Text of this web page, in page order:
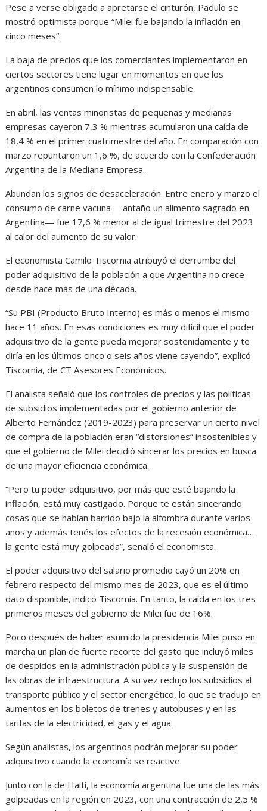
Pese a verse obligado a apretarse el cinturón, Padulo se
mostró optimista porque “Milei fue bajando la inflación en
cinco meses”.
La baja de precios que los comerciantes implementaron en
ciertos sectores tiene lugar en momentos en que los
argentinos consumen lo mínimo indispensable.
En abril, las ventas minoristas de pequeñas y medianas
empresas cayeron 7,3 % mientras acumularon una caída de
18,4 % en el primer cuatrimestre del año. En comparación con
marzo repuntaron un 1,6 %, de acuerdo con la Confederación
Argentina de la Mediana Empresa.
Abundan los signos de desaceleración. Entre enero y marzo el
consumo de carne vacuna —antaño un alimento sagrado en
Argentina— fue 17,6 % menor al de igual trimestre del 2023
al calor del aumento de su valor.
El economista Camilo Tiscornia atribuyó el derrumbe del
poder adquisitivo de la población a que Argentina no crece
desde hace más de una década.
“Su PBI (Producto Bruto Interno) es más o menos el mismo
hace 11 años. En esas condiciones es muy difícil que el poder
adquisitivo de la gente pueda mejorar sostenidamente y te
diría en los últimos cinco o seis años viene cayendo”, explicó
Tiscornia, de CT Asesores Económicos.
El analista señaló que los controles de precios y las políticas
de subsidios implementadas por el gobierno anterior de
Alberto Fernández (2019-2023) para preservar un cierto nivel
de compra de la población eran “distorsiones” insostenibles y
que el gobierno de Milei decidió sincerar los precios en busca
de una mayor eficiencia económica.
“Pero tu poder adquisitivo, por más que esté bajando la
inflación, está muy castigado. Porque te están sincerando
cosas que se habían barrido bajo la alfombra durante varios
años y además tenés los efectos de la recesión económica…
la gente está muy golpeada”, señaló el economista.
El poder adquisitivo del salario promedio cayó un 20% en
febrero respecto del mismo mes de 2023, que es el último
dato disponible, indicó Tiscornia. En tanto, la caída en los tres
primeros meses del gobierno de Milei fue de 16%.
Poco después de haber asumido la presidencia Milei puso en
marcha un plan de fuerte recorte del gasto que incluyó miles
de despidos en la administración pública y la suspensión de
las obras de infraestructura. A su vez redujo los subsidios al
transporte público y el sector energético, lo que se tradujo en
aumentos en los boletos de trenes y autobuses y en las
tarifas de la electricidad, el gas y el agua.
Según analistas, los argentinos podrán mejorar su poder
adquisitivo cuando la economía se reactive.
Junto con la de Haití, la economía argentina fue una de las más
golpeadas en la región en 2023, con una contracción de 2,5 %